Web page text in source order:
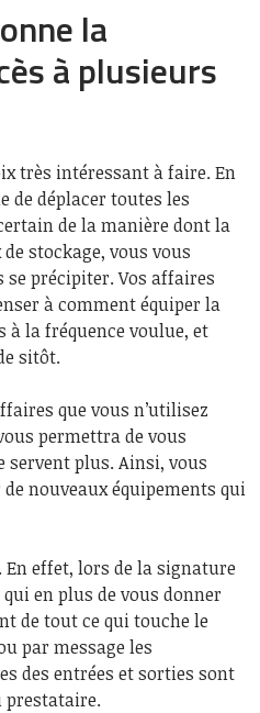
la
à plusieurs
très intéressant à faire. En
de déplacer toutes les
de la manière dont la
stockage, vous vous
précipiter. Vos affaires
à comment équiper la
la fréquence voulue, et
sitôt.
que vous n’utilisez
permettra de vous
servent plus. Ainsi, vous
nouveaux équipements qui
effet, lors de la signature
en plus de vous donner
de tout ce qui touche le
par message les
des entrées et sorties sont
prestataire.